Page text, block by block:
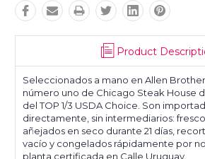
Product
Seleccionados a mano en Allen
número uno de Chicago Steak House
del TOP 1/3 USDA Choice. Son
directamente, sin intermediarios:
añejados en seco durante 21 días,
vacío y congelados rápidamente por
planta certificada en Calle Uruguay.